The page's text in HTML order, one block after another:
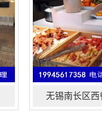
无锡南长区西